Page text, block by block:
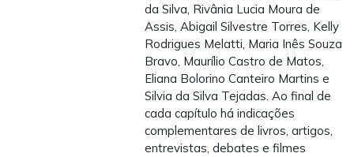
da Silva, Rivânia Lucia Moura de
Assis, Abigail Silvestre Torres, Kelly
Rodrigues Melatti, Maria Inês Souza
Bravo, Maurílio Castro de Matos,
Eliana Bolorino Canteiro Martins e
Silvia da Silva Tejadas. Ao final de
cada capítulo há indicações
complementares de livros, artigos,
entrevistas, debates e filmes